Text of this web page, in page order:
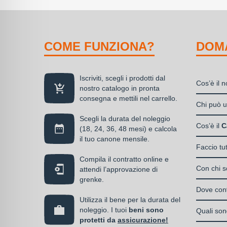
COME FUNZIONA?
Iscriviti, scegli i prodotti dal
nostro catalogo in pronta
consegna e mettili nel carrello.
Scegli la durata del noleggio
(18, 24, 36, 48 mesi) e calcola
il tuo canone mensile.
Compila il contratto online e
attendi l’approvazione di
grenke.
Utilizza il bene per la durata del
noleggio. I tuoi beni sono
protetti da assicurazione!
Cos’è il
Il
alla
di un
Chi può
Enti
I privati
Cos’è il
Il Care
Italia
Faccio
Si, puoi
Con chi
Il
Dove
Una
Quali